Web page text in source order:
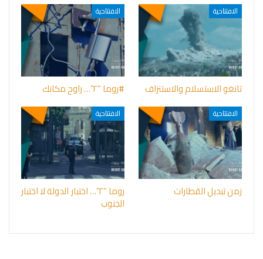
الافتتاحية
تانغو الاستسلام والاستنزاف
الافتتاحية
#روما “٢”… راوح مكانك
الافتتاحية
زمن تبديل القطارات
الافتتاحية
روما “٢”… اختبار الدولة لا اختبار
الجنوب